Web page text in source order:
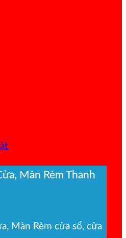
Màn Rèm Thanh
Màn Rèm cửa sổ, cửa